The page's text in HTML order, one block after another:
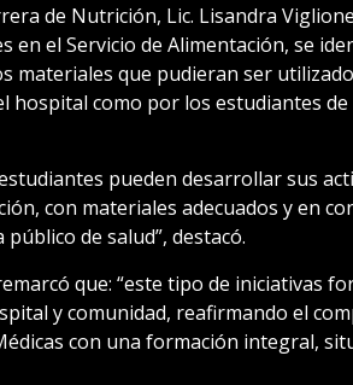
de Nutrición, Lic. Lisandra
en el Servicio de Alimentación, se
materiales que pudieran ser
hospital como por los estudiantes
pueden desarrollar sus
con materiales adecuados y en
de salud”, destacó.
que: “este tipo de iniciativas
y comunidad, reafirmando el
con una formación integral,